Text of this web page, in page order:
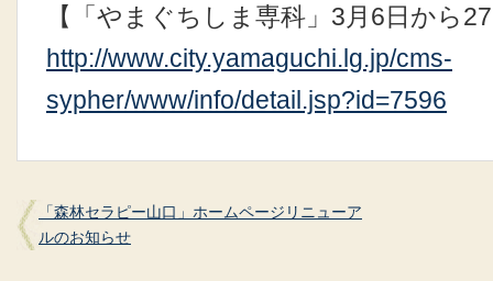
【「やまぐちしま専科」3月6日から
http://www.city.yamaguchi.lg.jp/cms-
sypher/www/info/detail.jsp?id=7596
「森林セラピー山口」ホームページリニューア
ルのお知らせ